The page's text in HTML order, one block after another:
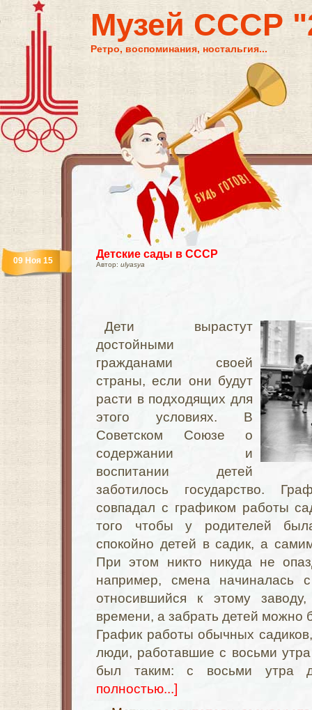
Музей СССР
Ретро, воспоминания, ностальгия...
Детские сады в СССР
Автор: ulyasya
09 Ноя 15
Дети вырастут
достойными
гражданами своей
страны, если они будут
расти в подходящих для
этого условиях. В
Советском Союзе о
содержании и
воспитании детей
заботилось государство.
совпадал с графиком работы
того чтобы у родителей
спокойно детей в садик, а
При этом никто никуда не
например, смена начиналась
относившийся к этому
времени, а забрать детей можно
График работы обычных
люди, работавшие с восьми
был таким: с восьми утра
полностью...]